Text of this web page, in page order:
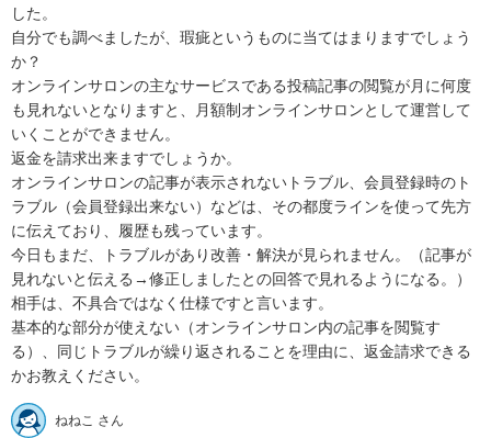
した。
自分でも調べましたが、瑕疵というものに当てはまりますでしょう
か？
オンラインサロンの主なサービスである投稿記事の閲覧が月に何度
も見れないとなりますと、月額制オンラインサロンとして運営して
いくことができません。
返金を請求出来ますでしょうか。
オンラインサロンの記事が表示されないトラブル、会員登録時のト
ラブル（会員登録出来ない）などは、その都度ラインを使って先方
に伝えており、履歴も残っています。
今日もまだ、トラブルがあり改善・解決が見られません。（記事が
見れないと伝える→修正しましたとの回答で見れるようになる。）
相手は、不具合ではなく仕様ですと言います。
基本的な部分が使えない（オンラインサロン内の記事を閲覧す
る）、同じトラブルが繰り返されることを理由に、返金請求できる
かお教えください。
ねねこ さん